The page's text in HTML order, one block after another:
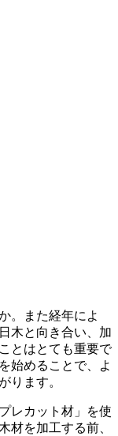
。また経年によ
木と向き合い、加
とはとても重要で
始めることで、よ
ります。
レカット材」を使
材を加工する前、